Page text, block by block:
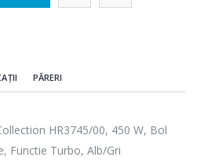
PĂRERI
HR3745/00, 450 W, Bol
Functie Turbo, Alb/Gri